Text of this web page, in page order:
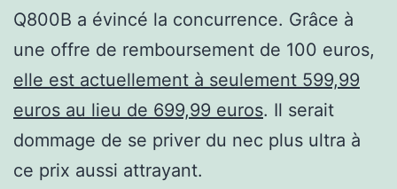
Q800B a évincé la concurrence. Grâce à
une offre de remboursement de 100 euros,
elle est actuellement à seulement 599,99
euros au lieu de 699,99 euros. Il serait
dommage de se priver du nec plus ultra à
ce prix aussi attrayant.